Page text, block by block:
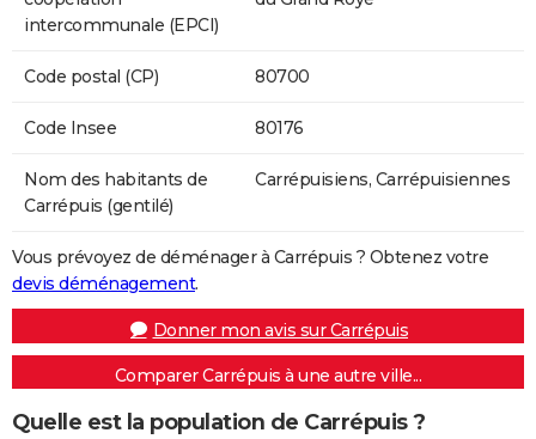
intercommunale (EPCI)
Code postal (CP) 80700
Code Insee 80176
Nom des habitants de
Carrépuis (gentilé)
Carrépuisiens, Carrépuisiennes
Vous prévoyez de déménager à Carrépuis ? Obtenez votre
devis déménagement.
Donner mon avis sur Carrépuis
Comparer Carrépuis à une autre ville...
Quelle est la population de Carrépuis ?